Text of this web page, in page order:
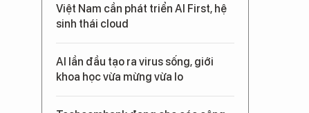
Việt Nam cần phát triển AI First, hệ
sinh thái cloud
AI lần đầu tạo ra virus sống, giới
khoa học vừa mừng vừa lo